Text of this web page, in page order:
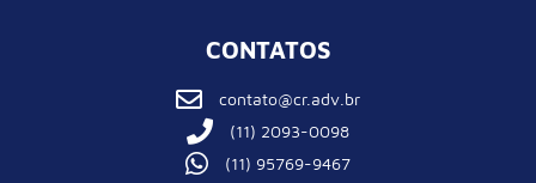
CONTATOS
contato@cr.adv.br
(11) 2093-0098
(11) 95769-9467